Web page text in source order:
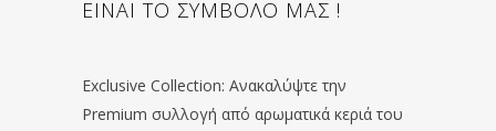
ΕΙΝΑΙ ΤΟ ΣΥΜΒΟΛΟ ΜΑΣ !
Exclusive Collection: Ανακαλύψτε την
Premium συλλογή από αρωματικά κεριά του